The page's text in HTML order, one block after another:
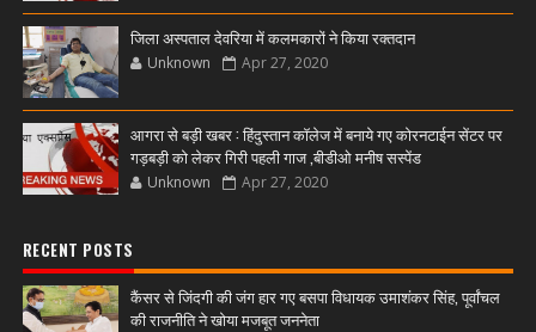
जिला अस्पताल देवरिया में कलमकारों ने किया रक्तदान
Unknown Apr 27, 2020
आगरा से बड़ी खबर : हिंदुस्तान कॉलेज में बनाये गए कोरनटाईन सेंटर पर
गड़बड़ी को लेकर गिरी पहली गाज ,बीडीओ मनीष सस्पेंड
Unknown Apr 27, 2020
RECENT POSTS
कैंसर से जिंदगी की जंग हार गए बसपा विधायक उमाशंकर सिंह, पूर्वांचल
की राजनीति ने खोया मजबूत जननेता